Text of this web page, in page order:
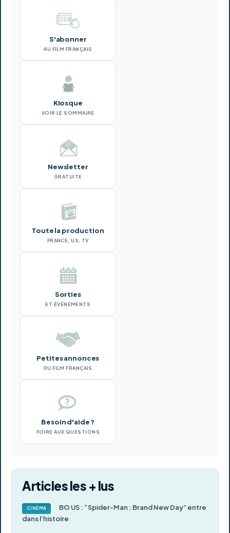
S'abonner
AU FILM FRANÇAIS
Kiosque
VOIR LE SOMMAIRE
Newsletter
GRATUITE
Toute la production
FRANCE, US, TV
Sorties
ET ÉVÉNEMENTS
Petites annonces
DU FILM FRANÇAIS
Besoin d'aide ?
FOIRE AUX QUESTIONS
Articles les + lus
CINÉMA
BO US : “Spider-Man : Brand New Day” entre
dans l’histoire